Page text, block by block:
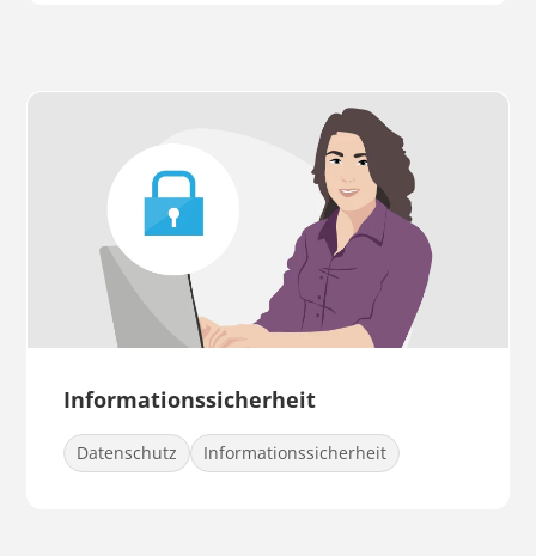
Informationssicherheit
Datenschutz Informationssicherheit